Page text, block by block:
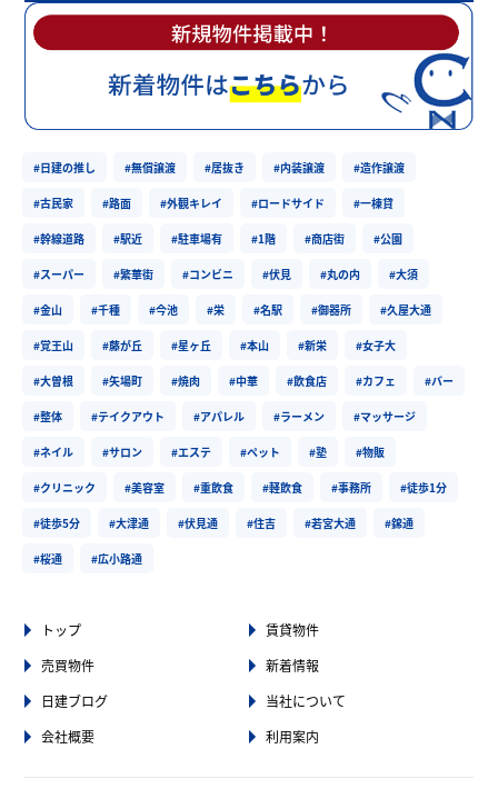
#日建の推し #無償譲渡 #居抜き #内装譲渡 #造作譲渡
#古民家 #路面 #外観キレイ #ロードサイド #一棟貸
#幹線道路 #駅近 #駐車場有 #1階 #商店街 #公園
#スーパー #繁華街 #コンビニ #伏見 #丸の内 #大須
#金山 #千種 #今池 #栄 #名駅 #御器所 #久屋大通
#覚王山 #藤が丘 #星ヶ丘 #本山 #新栄 #女子大
#大曽根 #矢場町 #焼肉 #中華 #飲食店 #カフェ #バー
#整体 #テイクアウト #アパレル #ラーメン #マッサージ
#ネイル #サロン #エステ #ペット #塾 #物販
#クリニック #美容室 #重飲食 #軽飲食 #事務所 #徒歩1分
#徒歩5分 #大津通 #伏見通 #住吉 #若宮大通 #錦通
#桜通 #広小路通
トップ
賃貸物件
売買物件
新着情報
日建ブログ
当社について
会社概要
利用案内